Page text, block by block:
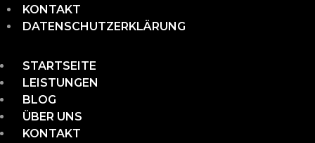
KONTAKT
DATENSCHUTZERKLÄRUNG
STARTSEITE
LEISTUNGEN
BLOG
ÜBER UNS
KONTAKT